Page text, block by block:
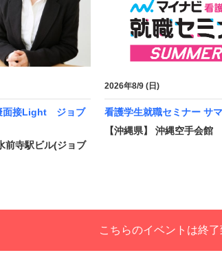
面接Light ジョブ
前寺駅ビル(ジョブ
2026年8/9 (日)
看護学生就職セミナー サ
【沖縄県】 沖縄空手会館
こちらのイベントは終